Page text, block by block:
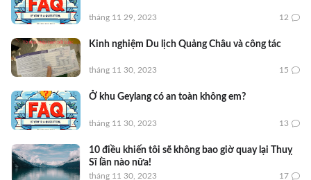
tháng 11 29, 2023 12
Kinh nghiệm Du lịch Quảng Châu và công tác
tháng 11 30, 2023 15
Ở khu Geylang có an toàn không em?
tháng 11 30, 2023 13
10 điều khiến tôi sẽ không bao giờ quay lại Thuỵ
Sĩ lần nào nữa!
tháng 11 30, 2023 17